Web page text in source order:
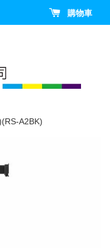
購物車
A2BK)